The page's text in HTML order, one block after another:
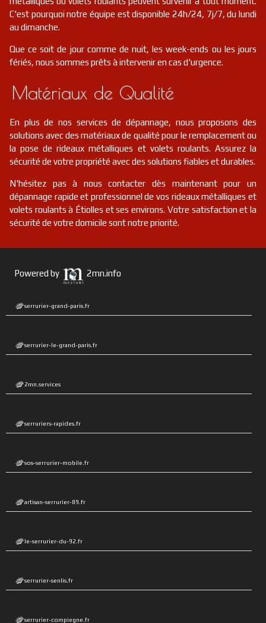
C'est pourquoi notre équipe est disponible 24h/24, 7j/7, du lundi
au dimanche.
Que ce soit de jour comme de nuit, les week-ends ou les jours
fériés, nous sommes prêts à intervenir en cas d'urgence.
Matériaux de Qualité
En plus de nos services de dépannage, nous proposons des
solutions avec des matériaux de qualité pour le remplacement ou
la pose de rideaux métalliques et volets roulants. Assurez la
sécurité de votre propriété avec des solutions fiables et durables.
N'hésitez pas à nous contacter dès maintenant pour un
dépannage rapide et professionnel de vos rideaux métalliques et
volets roulants à Étiolles et ses environs. Votre satisfaction et la
sécurité de votre domicile sont notre priorité.
Powered by 2mn.info
serrurier-grand-paris.fr
serrurier-le-grand-paris.fr
2mn.services
serruriers-rapides.fr
sos-serrurier-mobile.fr
artisan-serrurier-89.fr
le-serrurier-du-92.fr
serrurier-senlis.fr
serrurier-compiegne.fr